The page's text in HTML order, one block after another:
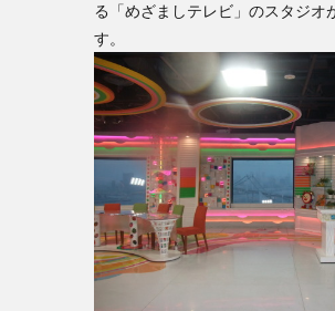
る「めざましテレビ」のスタジオ
す。